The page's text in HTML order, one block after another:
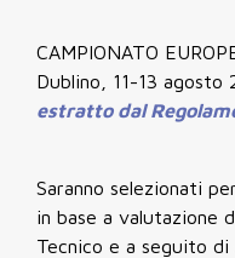
CAMPIONATO
Dublino, 11-13 agosto
estratto dal
Saranno selezionati
in base a valutazione
Tecnico e a seguito di